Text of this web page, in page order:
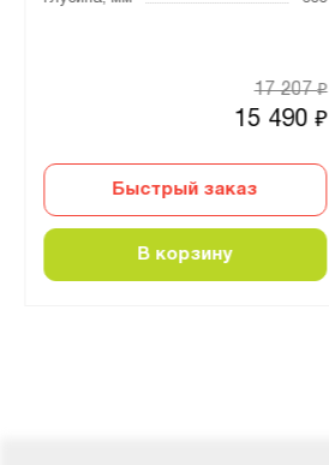
15 490₽
17 207₽
Быстрый заказ
В корзину